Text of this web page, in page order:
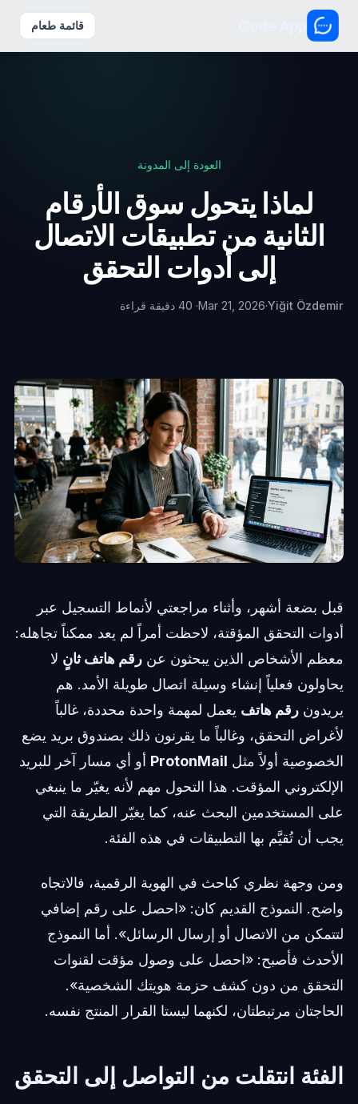
قائمة طعام
العودة إلى المدونة
لماذا يتحول سوق الأرقام
الثانية من تطبيقات الاتصال
إلى أدوات التحقق
Yiğit Özdemir
·
Mar 21, 2026· 40 دقيقة قراءة
قبل بضعة أشهر، وأثناء مراجعتي لأنماط التسجيل عبر
أدوات التحقق المؤقتة، لاحظت أمراً لم يعد ممكناً تجاهله:
معظم الأشخاص الذين يبحثون عن رقم هاتف ثانٍ لا
يحاولون فعلياً إنشاء وسيلة اتصال طويلة الأمد. هم
يريدون رقم هاتف يعمل لمهمة واحدة محددة، غالباً
لأغراض التحقق، وغالباً ما يقرنون ذلك بصندوق بريد يضع
الخصوصية أولاً مثل ProtonMail أو أي مسار آخر للبريد
الإلكتروني المؤقت. هذا التحول مهم لأنه يغيّر ما ينبغي
على المستخدمين البحث عنه، كما يغيّر الطريقة التي
يجب أن تُقيَّم بها التطبيقات في هذه الفئة.
ومن وجهة نظري كباحث في الهوية الرقمية، فالاتجاه
واضح. النموذج القديم كان: «احصل على رقم إضافي
لتتمكن من الاتصال أو إرسال الرسائل». أما النموذج
الأحدث فأصبح: «احصل على وصول مؤقت لقنوات
التحقق من دون كشف حزمة هويتك الشخصية».
الحاجتان مرتبطتان، لكنهما ليستا القرار المنتج نفسه.
الفئة انتقلت من التواصل إلى التحقق